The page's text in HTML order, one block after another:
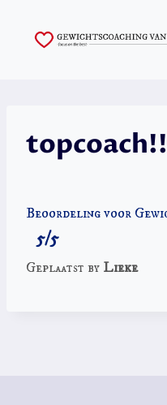
content
Beoordeling voor
5/5
Geplaatst by Lieke